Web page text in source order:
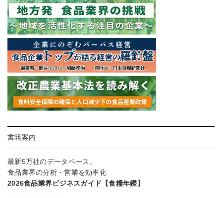
書籍案内
最新5万社のデータベース。
食品業界の分析・営業を効率化
2026食品業界ビジネスガイド【食糧年鑑】